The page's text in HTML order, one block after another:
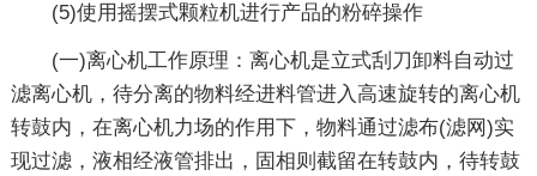
(5)使用摇摆式颗粒机进行产品的粉碎操作
(一)离心机工作原理：离心机是立式刮刀卸料自动过
滤离心机，待分离的物料经进料管进入高速旋转的离心机
转鼓内，在离心机力场的作用下，物料通过滤布(滤网)实
现过滤，液相经液管排出，固相则截留在转鼓内，待转鼓